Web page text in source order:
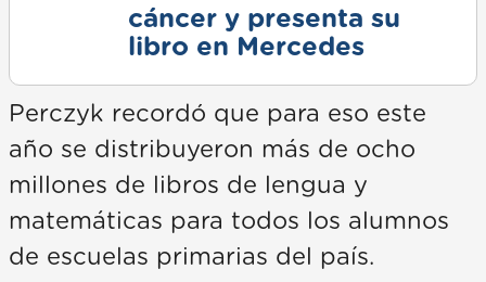
cáncer y presenta su
libro en Mercedes
Perczyk recordó que para eso este
año se distribuyeron más de ocho
millones de libros de lengua y
matemáticas para todos los alumnos
de escuelas primarias del país.